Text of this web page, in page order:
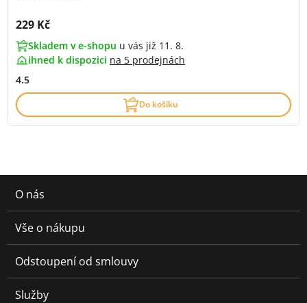
Cena s DPH:
229 Kč
Skladem v e-shopu u vás již 11. 8.
ihned k dispozici na 5 prodejnách
4.5
Do košíku
O nás
Vše o nákupu
Odstoupení od smlouvy
Služby